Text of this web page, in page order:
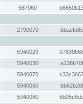
587060
2790070
5940029
5940030
5940070
5940060
5940080